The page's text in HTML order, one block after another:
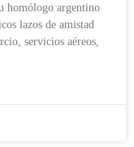
homólogo argentino
lazos de amistad
servicios aéreos,